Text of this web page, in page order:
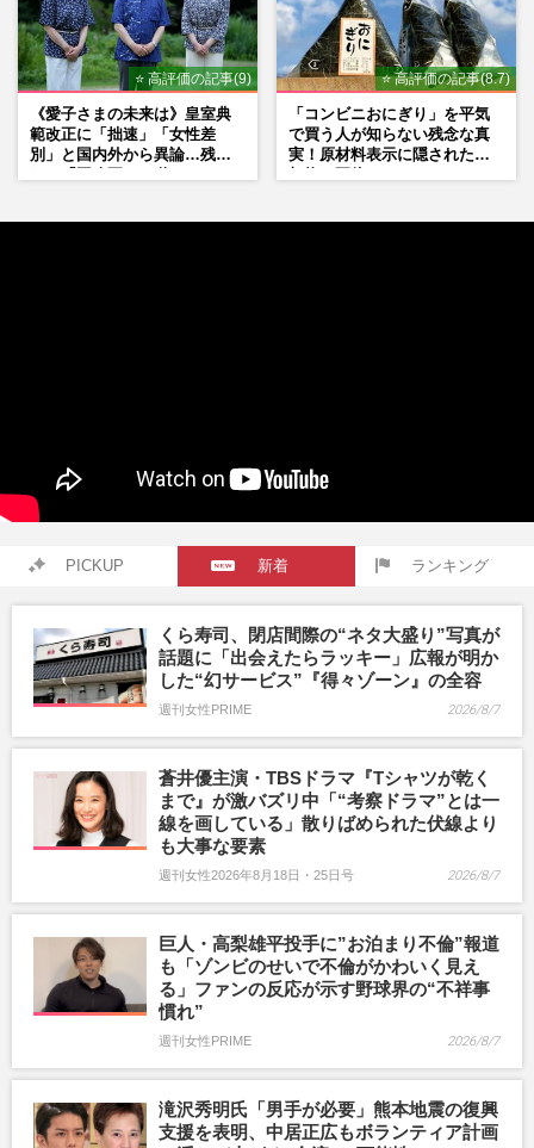
⭐ 高評価の記事(9)
《愛子さまの未来は》皇室典
範改正に「拙速」「女性差
別」と国内外から異論…残さ
⭐ 高評価の記事(8.7)
「コンビニおにぎり」を平気
で買う人が知らない残念な真
実！原材料表示に隠された添
PICKUP 新着 ランキング
くら寿司、閉店間際の“ネタ大盛り”写真が
話題に「出会えたらラッキー」広報が明か
した“幻サービス”『得々ゾーン』の全容
週刊女性PRIME 2026/8/7
蒼井優主演・TBSドラマ『Tシャツが乾く
まで』が激バズリ中「“考察ドラマ”とは一
線を画している」散りばめられた伏線より
も大事な要素
週刊女性2026年8月18日・25日号 2026/8/7
巨人・高梨雄平投手に”お泊まり不倫”報道
も「ゾンビのせいで不倫がかわいく見え
る」ファンの反応が示す野球界の“不祥事
慣れ”
週刊女性PRIME 2026/8/7
滝沢秀明氏「男手が必要」熊本地震の復興
支援を表明、中居正広もボランティア計画